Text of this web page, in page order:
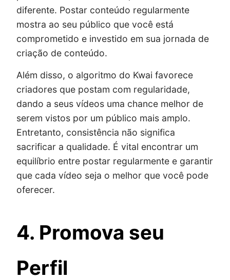
diferente. Postar conteúdo regularmente
mostra ao seu público que você está
comprometido e investido em sua jornada de
criação de conteúdo.
Além disso, o algoritmo do Kwai favorece
criadores que postam com regularidade,
dando a seus vídeos uma chance melhor de
serem vistos por um público mais amplo.
Entretanto, consistência não significa
sacrificar a qualidade. É vital encontrar um
equilíbrio entre postar regularmente e garantir
que cada vídeo seja o melhor que você pode
oferecer.
4. Promova seu
Perfil